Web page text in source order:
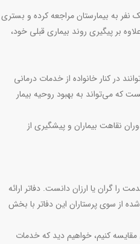
نفر به بیمارستان مراجعه کرده و بستری
بر پیگیری روند بیماری قبلی خود،
در کنار خانواده از خدمات درمانی
که می‌تواند به بهبود روحیه بیمار
نقاهت بیماران و پیشگیری از
گران یا ارزان دانست. دفاتر ارائه
از سوی پرستاران این دفاتر با بخش
کنیم، خواهیم دید که خدمات